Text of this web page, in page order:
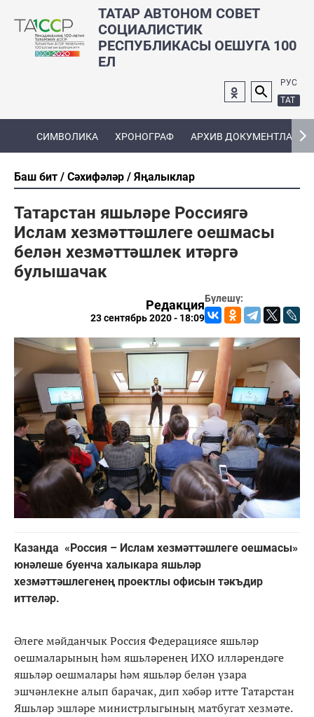
ТАТАР АВТОНОМ СОВЕТ
СОЦИАЛИСТИК
РЕСПУБЛИКАСЫ ОЕШУГА 100
ЕЛ
РУС
ТАТ
СИМВОЛИКА ХРОНОГРАФ АРХИВ ДОКУМЕНТЛАРЫ
Баш бит Сәхифәләр Яңалыклар
Татарстан яшьләре Россиягә
Ислам хезмәттәшлеге оешмасы
белән хезмәттәшлек итәргә
булышачак
Бүлешү:
Редакция
23 сентябрь 2020 - 18:09
Казанда «Россия – Ислам хезмәттәшлеге оешмасы»
юнәлеше буенча халыкара яшьләр
хезмәттәшлегенең проектлы офисын тәкъдир
иттеләр.
Әлеге мәйданчык Россия Федерациясе яшьләр
оешмаларының һәм яшьләренең ИХО илләрендәге
яшьләр оешмалары һәм яшьләр белән үзара
эшчәнлекне алып барачак, дип хәбәр итте Татарстан
Яшьләр эшләре министрлыгының матбугат хезмәте.